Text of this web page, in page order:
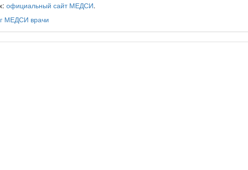
официальный сайт МЕДСИ.
МЕДСИ врачи